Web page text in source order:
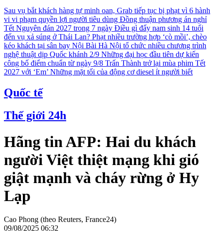
Sau vụ bắt khách hàng tự minh oan, Grab tiếp tục bị phạt vì 6 hành
vi vi phạm quyền lợi người tiêu dùng Đồng thuận phương án nghỉ
Tết Nguyên đán 2027 trong 7 ngày Điều gì đẩy nam sinh 14 tuổi
đến vụ xả súng ở Thái Lan? Phạt nhiều trường hợp ‘cò mồi’, chèo
kéo khách tại sân bay Nội Bài Hà Nội tổ chức nhiều chương trình
nghệ thuật dịp Quốc khánh 2/9 Những đại học đầu tiên dự kiến
công bố điểm chuẩn từ ngày 9/8 Trấn Thành trở lại mùa phim Tết
2027 với ‘Em’ Những mặt tối của động cơ diesel ít người biết
Quốc tế
Thế giới 24h
Hãng tin AFP: Hai du khách
người Việt thiệt mạng khi gió
giật mạnh và cháy rừng ở Hy
Lạp
Cao Phong (theo Reuters, France24)
09/08/2025 06:32